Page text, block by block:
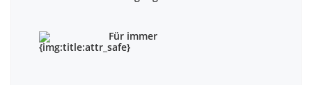
Für immer